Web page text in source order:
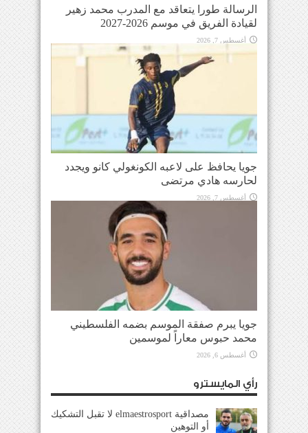
الرسالة طورا يتعاقد مع المدرب محمد زهير
لقيادة الفريق في موسم 2026-2027
أغسطس 7, 2026
جويا يحافظ على لاعبه الكونغولي كانو ويجدد
لحارسه هادي مرتضى
أغسطس 7, 2026
جويا يبرم صفقة الموسم بضمه الفلسطيني
محمد حبوس معاراً لموسمين
أغسطس 6, 2026
رأي المايسترو
مصداقية elmaestrosport لا تقبل التشكيك
أو التوهين